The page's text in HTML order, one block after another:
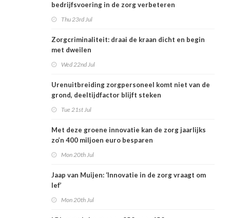
bedrijfsvoering in de zorg verbeteren
Thu 23rd Jul
Zorgcriminaliteit: draai de kraan dicht en begin
met dweilen
Wed 22nd Jul
Urenuitbreiding zorgpersoneel komt niet van de
grond, deeltijdfactor blijft steken
Tue 21st Jul
Met deze groene innovatie kan de zorg jaarlijks
zo’n 400 miljoen euro besparen
Mon 20th Jul
Jaap van Muijen: ‘Innovatie in de zorg vraagt om
lef’
Mon 20th Jul